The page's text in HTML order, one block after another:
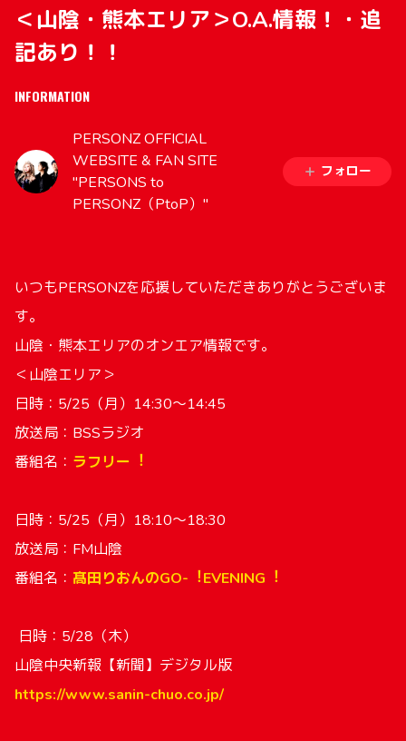
＜山陰・熊本エリア＞O.A.情報！・追
記あり！！
INFORMATION
PERSONZ OFFICIAL
WEBSITE & FAN SITE
"PERSONS to
PERSONZ（PtoP）"
フォロー
いつもPERSONZを応援していただきありがとうございま
す。
山陰・熊本エリアのオンエア情報です。
＜山陰エリア＞
日時：5/25（月）14:30〜14:45
放送局：BSSラジオ
番組名： ラフリー︕
日時：5/25（月）18:10〜18:30
放送局：FM⼭陰
番組名： 髙⽥りおんのGO-︕EVENING︕
日時：5/28（木）
⼭陰中央新報【新聞】デジタル版
https://www.sanin-chuo.co.jp/